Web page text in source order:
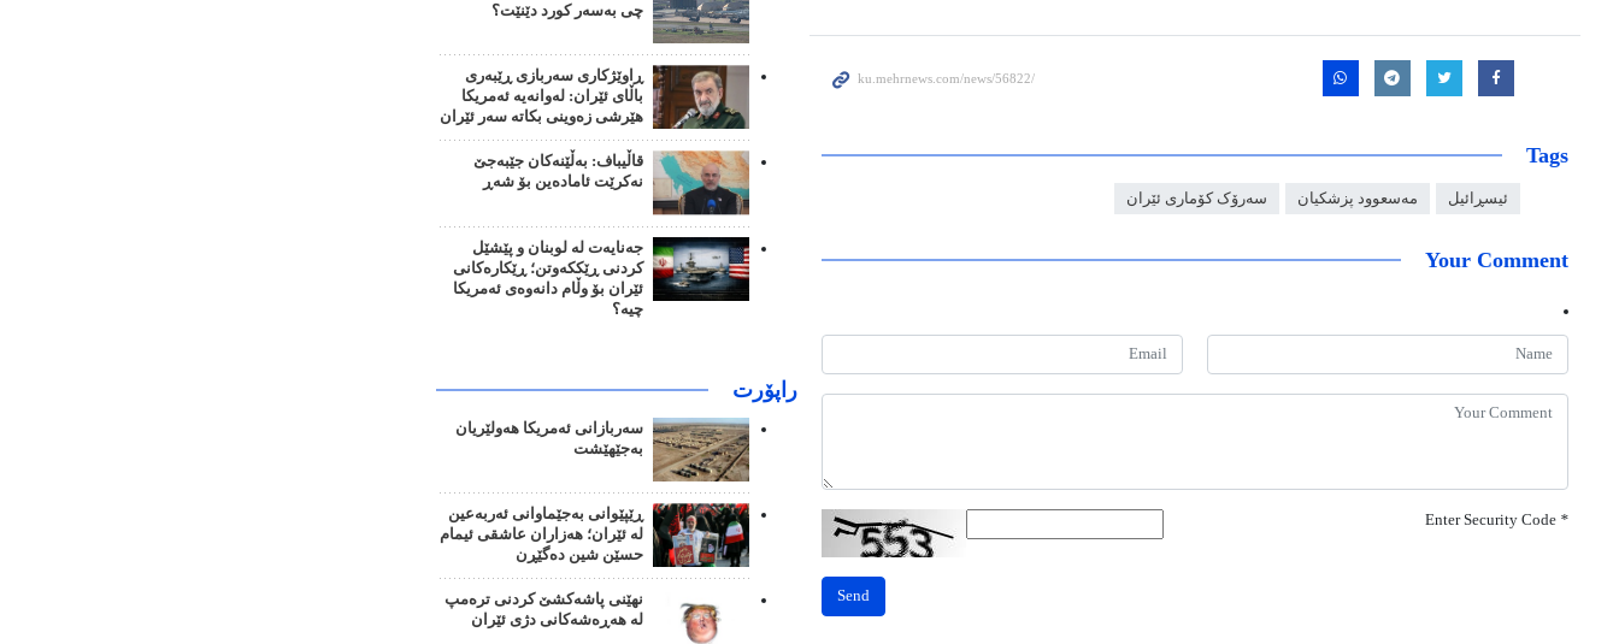
Tags
ئیسڕائیل مەسعوود پزشکیان سەرۆک کۆماری ئێران
Your Comment
*
Send
چی بەسەر کورد دێنێت؟
ڕاوێژکاری سەربازی ڕێبەری
باڵای ئێران: لەوانەیە ئەمریکا
هێرشی زەوینی بکاتە سەر ئێران
قاڵیباف: بەڵێنەکان جێبەجێ
نەکرێت ئامادەین بۆ شەڕ
جەنایەت لە لوبنان و پێشێل
کردنی ڕێککەوتن؛ ڕێکارەکانی
ئێران بۆ وڵام دانەوەی ئەمریکا
چیە؟
راپۆرت
سەربازانی ئەمریکا هەولێریان
بەجێهێشت
ڕێپێوانی بەجێماوانی ئەربەعین
لە ئێران؛ هەزاران عاشقی ئیمام
حسێن شین دەگێڕن
نهێنی پاشەکشێ کردنی ترەمپ
لە هەڕەشەکانی دژی ئێران